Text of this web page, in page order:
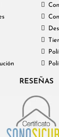
RESEÑAS